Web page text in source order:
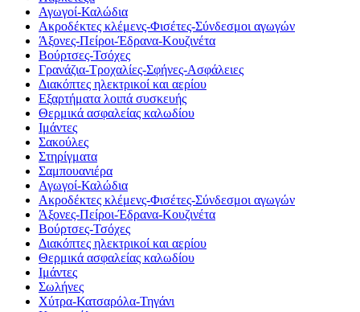
Αγωγοί-Καλώδια
Ακροδέκτες κλέμενς-Φισέτες-Σύνδεσμοι αγωγών
Άξονες-Πείροι-Έδρανα-Κουζινέτα
Βούρτσες-Τσόχες
Γρανάζια-Τροχαλίες-Σφήνες-Ασφάλειες
Διακόπτες ηλεκτρικοί και αερίου
Εξαρτήματα λοιπά συσκευής
Θερμικά ασφαλείας καλωδίου
Ιμάντες
Σακούλες
Στηρίγματα
Σαμπουανιέρα
Αγωγοί-Καλώδια
Ακροδέκτες κλέμενς-Φισέτες-Σύνδεσμοι αγωγών
Άξονες-Πείροι-Έδρανα-Κουζινέτα
Βούρτσες-Τσόχες
Διακόπτες ηλεκτρικοί και αερίου
Θερμικά ασφαλείας καλωδίου
Ιμάντες
Σωλήνες
Χύτρα-Κατσαρόλα-Τηγάνι